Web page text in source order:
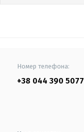
Номер телефона:
+38 044 390 5077